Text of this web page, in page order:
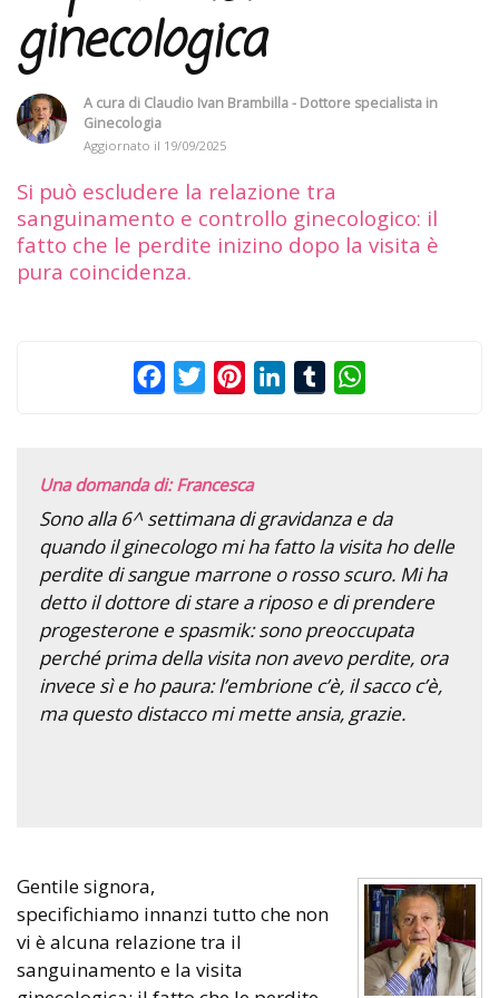
ginecologica
A cura di Claudio Ivan Brambilla - Dottore specialista in
Ginecologia
Aggiornato il 19/09/2025
Si può escludere la relazione tra
sanguinamento e controllo ginecologico: il
fatto che le perdite inizino dopo la visita è
pura coincidenza.
FacebookTwitterPinterestLinkedInTumblr
Una domanda di: Francesca
Sono alla 6^ settimana di gravidanza e da
quando il ginecologo mi ha fatto la visita ho delle
perdite di sangue marrone o rosso scuro. Mi ha
detto il dottore di stare a riposo e di prendere
progesterone e spasmik: sono preoccupata
perché prima della visita non avevo perdite, ora
invece sì e ho paura: l’embrione c’è, il sacco c’è,
ma questo distacco mi mette ansia, grazie.
Gentile signora,
specifichiamo innanzi tutto che non
vi è alcuna relazione tra il
sanguinamento e la visita